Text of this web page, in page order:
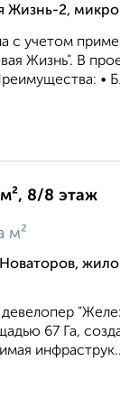
Жизнь-2,
c учeтoм
Жизнь". В
•
8/8 этаж
м²
67 Га,